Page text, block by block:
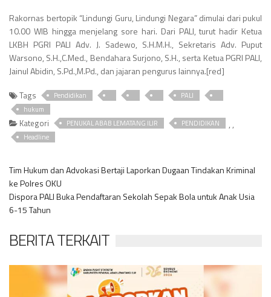
Rakornas bertopik “Lindungi Guru, Lindungi Negara” dimulai dari pukul
10.00 WIB hingga menjelang sore hari. Dari PALI, turut hadir Ketua
LKBH PGRI PALI Adv. J. Sadewo, S.H.M.H., Sekretaris Adv. Puput
Warsono, S.H.,C.Med., Bendahara Surjono, S.H., serta Ketua PGRI PALI,
Jainul Abidin, S.Pd.,M.Pd., dan jajaran pengurus lainnya.[red]
Tags Pendidikan
PALI
hukum
Kategori PENUKAL ABAB LEMATANG ILIR ,
PENDIDIKAN ,
Headline
Tim Hukum dan Advokasi Bertaji Laporkan Dugaan Tindakan Kriminal
ke Polres OKU
Dispora PALI Buka Pendaftaran Sekolah Sepak Bola untuk Anak Usia
6-15 Tahun
BERITA TERKAIT